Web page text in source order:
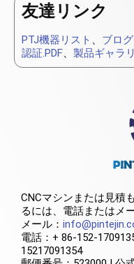
友達リンク
PTJ機器リスト 、 ブログ
認証.PDF、 製品ギャラ
CNCマシンまたは見積
るには、電話またはメ
メール：
電話：+ 86-152-
15217091354